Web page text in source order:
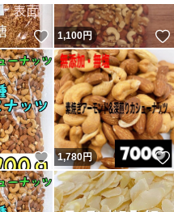
いいね！
1,100円
いいね！
1,780円